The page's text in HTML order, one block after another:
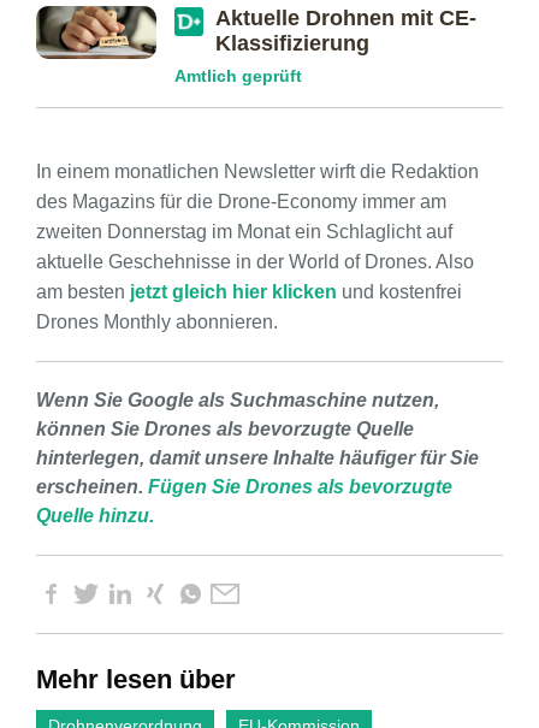
Aktuelle Drohnen mit CE-
Klassifizierung
Amtlich geprüft
In einem monatlichen Newsletter wirft die Redaktion
des Magazins für die Drone-Economy immer am
zweiten Donnerstag im Monat ein Schlaglicht auf
aktuelle Geschehnisse in der World of Drones. Also
am besten jetzt gleich hier klicken und kostenfrei
Drones Monthly abonnieren.
Wenn Sie Google als Suchmaschine nutzen,
können Sie Drones als bevorzugte Quelle
hinterlegen, damit unsere Inhalte häufiger für Sie
erscheinen. Fügen Sie Drones als bevorzugte
Quelle hinzu.
Mehr lesen über